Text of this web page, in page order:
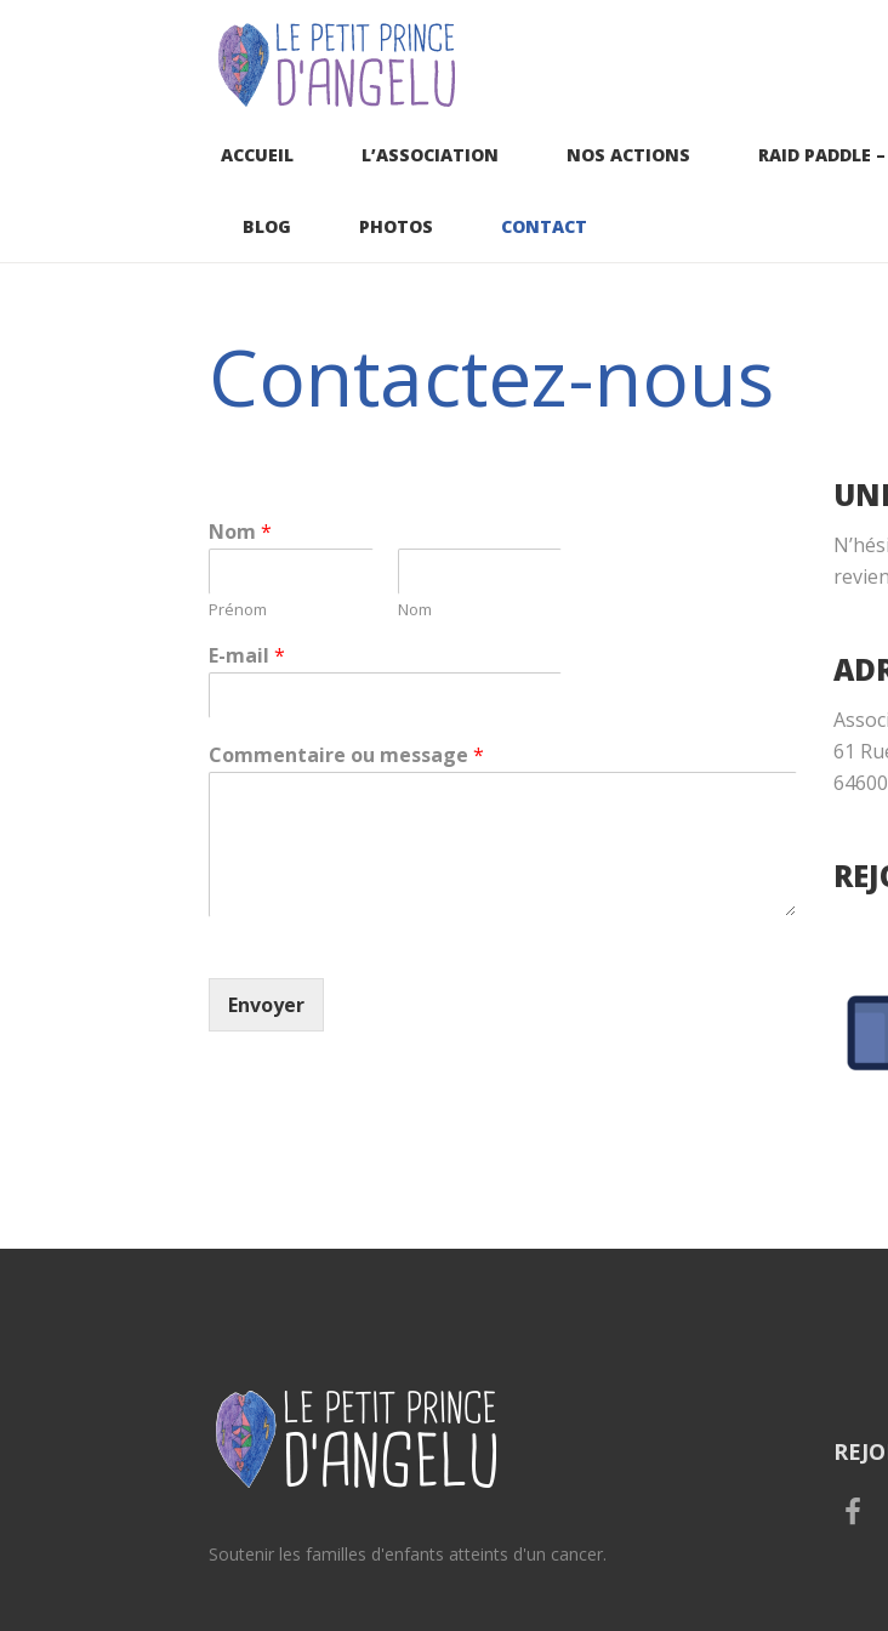
ACCUEIL L’ASSOCIATION NOS ACTIONS RAID PADDLE
BLOG PHOTOS CONTACT
Contactez-nous
Nom *
Prénom Nom
E-mail *
Commentaire ou message *
Envoyer
61
Soutenir les familles d'enfants atteints d'un cancer.